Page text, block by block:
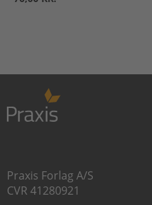
Praxis Forlag A/S
CVR 41280921